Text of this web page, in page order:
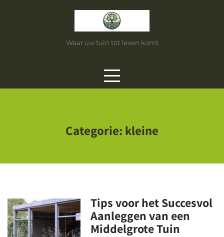
Waar uw tuin tot leven komt
Categorie: kleine
Tips voor het Succesvol
Aanleggen van een
Middelgrote Tuin